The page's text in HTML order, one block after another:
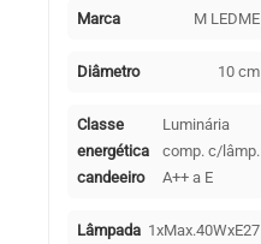
Marca M LEDME
Diâmetro 10 cm
Classe
energética
candeeiro
Luminária
comp. c/lâmp.
A++ a E
Lâmpada 1xMax.40WxE27